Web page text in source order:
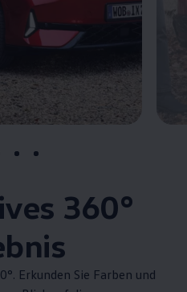
360°
Erkunden Sie Farben und